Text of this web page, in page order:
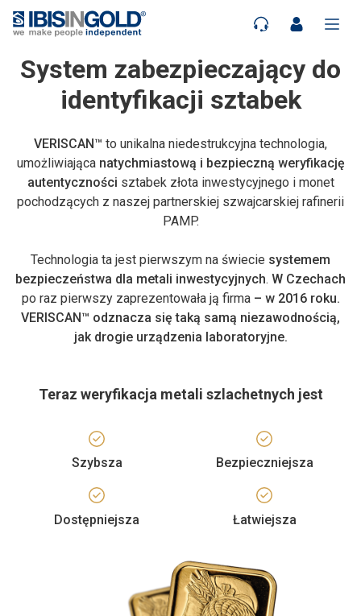
System zabezpieczający do
identyfikacji sztabek
VERISCAN™ to unikalna niedestrukcyjna technologia,
umożliwiająca natychmiastową i bezpieczną weryfikację
autentyczności sztabek złota inwestycyjnego i monet
pochodzących z naszej partnerskiej szwajcarskiej rafinerii
PAMP.
Technologia ta jest pierwszym na świecie systemem
bezpieczeństwa dla metali inwestycyjnych. W Czechach
po raz pierwszy zaprezentowała ją firma – w 2016 roku.
VERISCAN™ odznacza się taką samą niezawodnością,
jak drogie urządzenia laboratoryjne.
Teraz weryfikacja metali szlachetnych jest
Szybsza Bezpieczniejsza
Dostępniejsza Łatwiejsza